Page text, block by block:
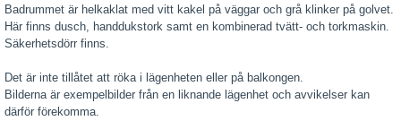
Badrummet är helkaklat med vitt kakel på väggar och grå klinker på golvet.
Här finns dusch, handdukstork samt en kombinerad tvätt- och torkmaskin.
Säkerhetsdörr finns.
Det är inte tillåtet att röka i lägenheten eller på balkongen.
Bilderna är exempelbilder från en liknande lägenhet och avvikelser kan
därför förekomma.